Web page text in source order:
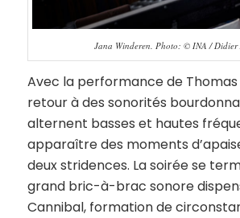
Jana Winderen. Photo: © INA / Didier
Avec la performance de
retour à des sonorités
alternent basses et hautes
apparaître des moments
deux stridences. La soirée se
grand bric-à-brac sonore
Cannibal, formation de